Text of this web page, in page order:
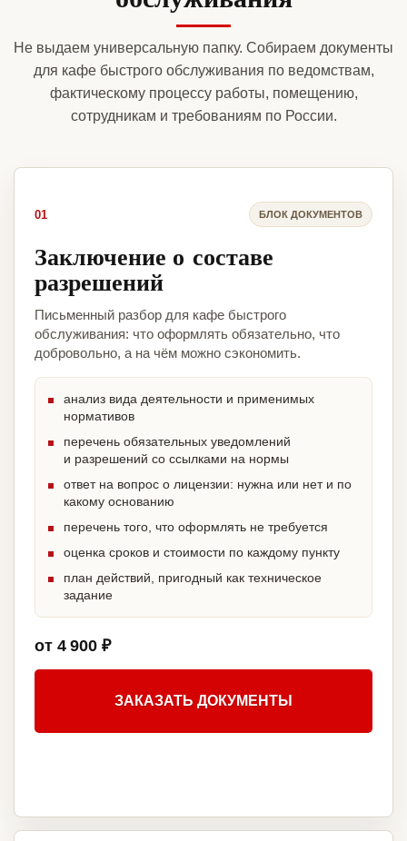
Не выдаем универсальную папку. Собираем документы
для кафе быстрого обслуживания по ведомствам,
фактическому процессу работы, помещению,
сотрудникам и требованиям по России.
01 БЛОК ДОКУМЕНТОВ
Заключение о составе
разрешений
Письменный разбор для кафе быстрого
обслуживания: что оформлять обязательно, что
добровольно, а на чём можно сэкономить.
анализ вида деятельности и применимых
нормативов
перечень обязательных уведомлений
и разрешений со ссылками на нормы
ответ на вопрос о лицензии: нужна или нет и по
какому основанию
перечень того, что оформлять не требуется
оценка сроков и стоимости по каждому пункту
план действий, пригодный как техническое
задание
от 4 900 ₽
ЗАКАЗАТЬ ДОКУМЕНТЫ